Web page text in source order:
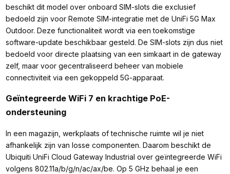
beschikt dit model over onboard SIM-slots die exclusief
bedoeld zijn voor Remote SIM-integratie met de UniFi 5G Max
Outdoor. Deze functionaliteit wordt via een toekomstige
software-update beschikbaar gesteld. De SIM-slots zijn dus niet
bedoeld voor directe plaatsing van een simkaart in de gateway
zelf, maar voor gecentraliseerd beheer van mobiele
connectiviteit via een gekoppeld 5G-apparaat.
Geïntegreerde WiFi 7 en krachtige PoE-
ondersteuning
In een magazijn, werkplaats of technische ruimte wil je niet
afhankelijk zijn van losse componenten. Daarom beschikt de
Ubiquiti UniFi Cloud Gateway Industrial over geïntegreerde WiFi
volgens 802.11a/b/g/n/ac/ax/be. Op 5 GHz behaal je een